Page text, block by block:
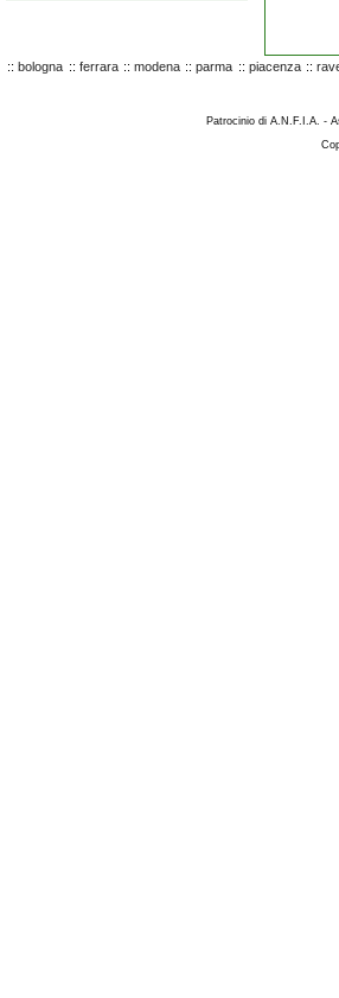
:: bologna :: ferrara :: modena :: parma :: piacenza ::
Patrocinio di A.N.F.I.A. -